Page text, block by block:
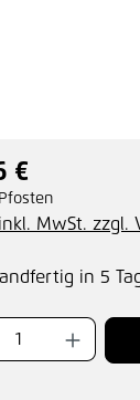
Preis:
€
MwSt. zzgl.
in 5